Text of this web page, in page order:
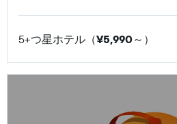
5+つ星ホテル（¥5,990​～）